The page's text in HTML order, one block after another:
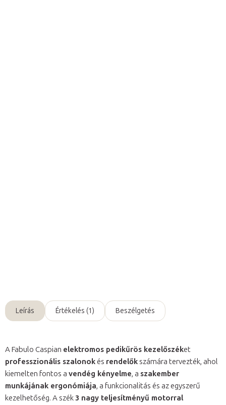
Leírás Értékelés (1) Beszélgetés
A Fabulo Caspian elektromos pedikűrös kezelőszéket
professzionális szalonokés rendelőkszámára tervezték, ahol
kiemelten fontos a vendég kényelme, a szakember
munkájának ergonómiája, a funkcionalitás és az egyszerű
kezelhetőség. A szék3 nagy teljesítményű motorral